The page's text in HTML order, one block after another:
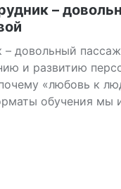
–
– довольный
и развитию
«любовь к
обучения мы